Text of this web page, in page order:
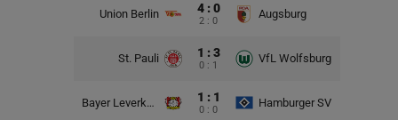
Union Berlin 4 : 0
2 : 0
Augsburg
St. Pauli 1 : 3
0 : 1
VfL Wolfsburg
Bayer Leverkusen 1 : 1
0 : 0
Hamburger SV